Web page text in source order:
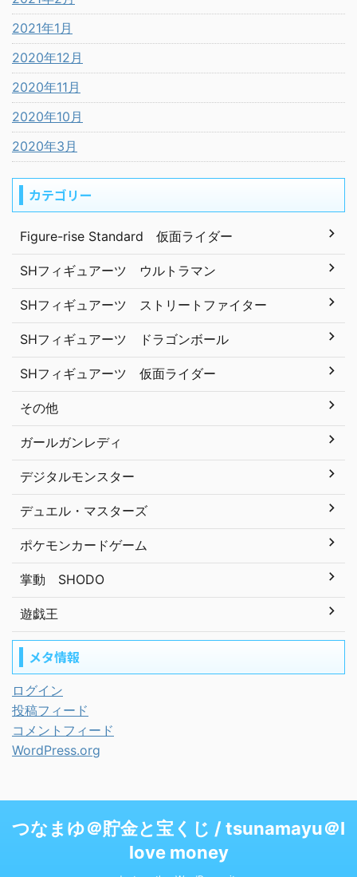
2021年1月
2020年12月
2020年11月
2020年10月
2020年3月
カテゴリー
Figure-rise Standard 仮面ライダー
SHフィギュアーツ ウルトラマン
SHフィギュアーツ ストリートファイター
SHフィギュアーツ ドラゴンボール
SHフィギュアーツ 仮面ライダー
その他
ガールガンレディ
デジタルモンスター
デュエル・マスターズ
ポケモンカードゲーム
掌動 SHODO
遊戯王
メタ情報
ログイン
投稿フィード
コメントフィード
WordPress.org
つなまゆ＠貯金と宝くじ / tsunamayu＠I
love money